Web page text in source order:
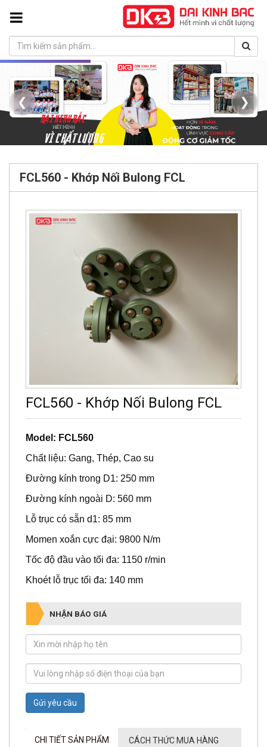
❮ ❯
FCL560 - Khớp Nối Bulong FCL
FCL560 - Khớp Nối Bulong FCL
Model: FCL560
Chất liệu: Gang, Thép, Cao su
Đường kính trong D1: 250 mm
Đường kính ngoài D: 560 mm
Lỗ trục có sẵn d1: 85 mm
Momen xoắn cực đại: 9800 N/m
Tốc độ đầu vào tối đa: 1150 r/min
Khoét lỗ trục tối đa: 140 mm
NHẬN BÁO GIÁ
Gửi yêu cầu
CHI TIẾT SẢN PHẨM CÁCH THỨC MUA HÀNG